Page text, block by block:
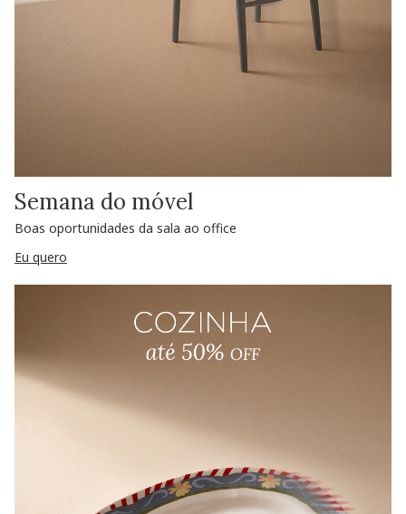
Semana do móvel
Boas oportunidades da sala ao office
Eu quero